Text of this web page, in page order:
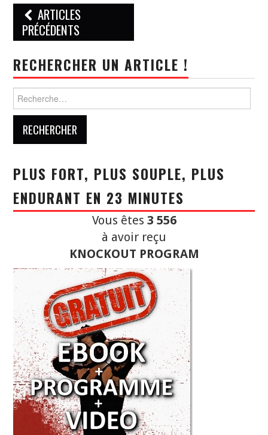
Navigation
des
articles
ARTICLES
PRÉCÉDENTS
RECHERCHER UN ARTICLE !
PLUS FORT, PLUS SOUPLE, PLUS
ENDURANT EN 23 MINUTES
Vous êtes 3 556
à avoir reçu
KNOCKOUT PROGRAM